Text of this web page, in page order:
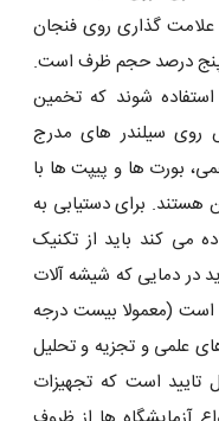
گذاری روی فنجان
پنج درصد حجم ظرف است.
استفاده شوند که تخمین
روی سیلندر های مدرج
بورت ها و پیپت ها با
هستند. برای دستیابی به
می کند باید از تکنیک
در دمایی که شیشه آلات
است (معمولا بیست درجه
علمی و تجزیه و تحلیل
تایید است که تجهیزات